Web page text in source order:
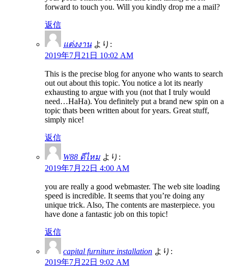
forward to touch you. Will you kindly drop me a mail?
返信
แต่งงาน より:
2019年7月21日 10:02 AM
This is the precise blog for anyone who wants to search
out out about this topic. You notice a lot its nearly
exhausting to argue with you (not that I truly would
need…HaHa). You definitely put a brand new spin on a
topic thats been written about for years. Great stuff,
simply nice!
返信
W88 ดีไหม より:
2019年7月22日 4:00 AM
you are really a good webmaster. The web site loading
speed is incredible. It seems that you’re doing any
unique trick. Also, The contents are masterpiece. you
have done a fantastic job on this topic!
返信
capital furniture installation より:
2019年7月22日 9:02 AM